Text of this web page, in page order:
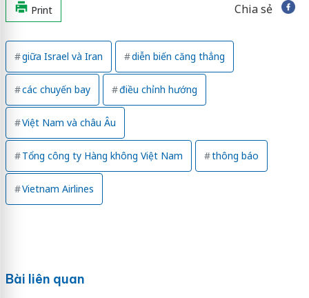
Print Chia sẻ
giữa Israel và Iran diễn biến căng thẳng
các chuyến bay điều chỉnh hướng
Việt Nam và châu Âu
Tổng công ty Hàng không Việt Nam thông báo
Vietnam Airlines
Bài liên quan